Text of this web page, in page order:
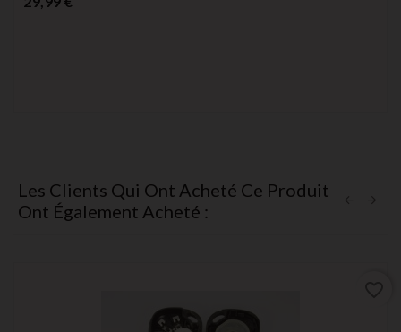
Les Clients Qui Ont Acheté Ce Produit
Ont Également Acheté :